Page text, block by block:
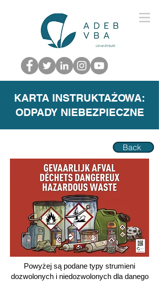
KARTA INSTRUKTAŻOWA:
ODPADY NIEBEZPIECZNE
Back
Powyżej są podane typy strumieni
dozwolonych i niedozwolonych dla danego